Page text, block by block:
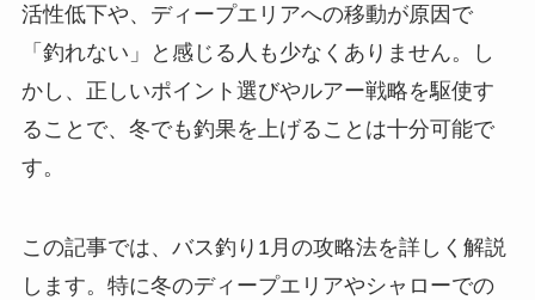
活性低下や、ディープエリアへの移動が原因で
「釣れない」と感じる人も少なくありません。し
かし、正しいポイント選びやルアー戦略を駆使す
ることで、冬でも釣果を上げることは十分可能で
す。
この記事では、バス釣り1月の攻略法を詳しく解説
します。特に冬のディープエリアやシャローでの